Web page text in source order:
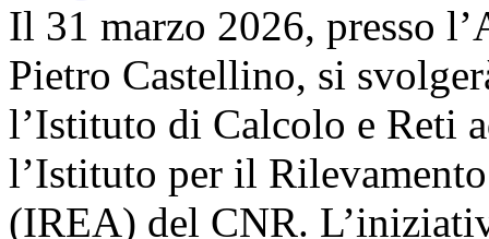
Il 31 marzo 2026, presso
Pietro Castellino, si
l’Istituto di Calcolo e Reti
l’Istituto per il
(IREA) del CNR.